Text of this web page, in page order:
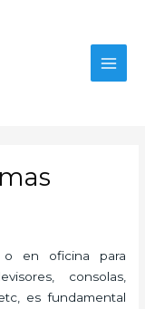
en oficina para
consolas,
es fundamental